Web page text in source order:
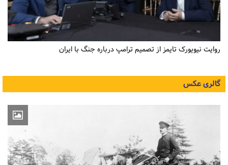
روایت نیویورک تایمز از تصمیم ترامپ درباره جنگ با ایران
گالری عکس